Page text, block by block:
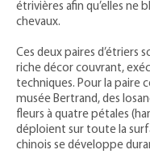
étrivières afin qu’elles ne
chevaux.
Ces deux paires d’étriers
riche décor couvrant,
techniques. Pour la paire
musée Bertrand, des
fleurs à quatre pétales
déploient sur toute la
chinois se développe